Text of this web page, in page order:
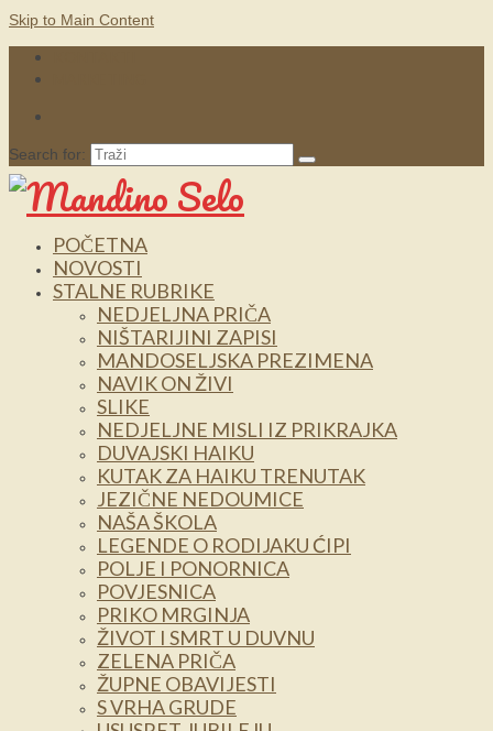
Skip to Main Content
Search for:
POČETNA
NOVOSTI
STALNE RUBRIKE
NEDJELJNA PRIČA
NIŠTARIJINI ZAPISI
MANDOSELJSKA PREZIMENA
NAVIK ON ŽIVI
SLIKE
NEDJELJNE MISLI IZ PRIKRAJKA
DUVAJSKI HAIKU
KUTAK ZA HAIKU TRENUTAK
JEZIČNE NEDOUMICE
NAŠA ŠKOLA
LEGENDE O RODIJAKU ĆIPI
POLJE I PONORNICA
POVJESNICA
PRIKO MRGINJA
ŽIVOT I SMRT U DUVNU
ZELENA PRIČA
ŽUPNE OBAVIJESTI
S VRHA GRUDE